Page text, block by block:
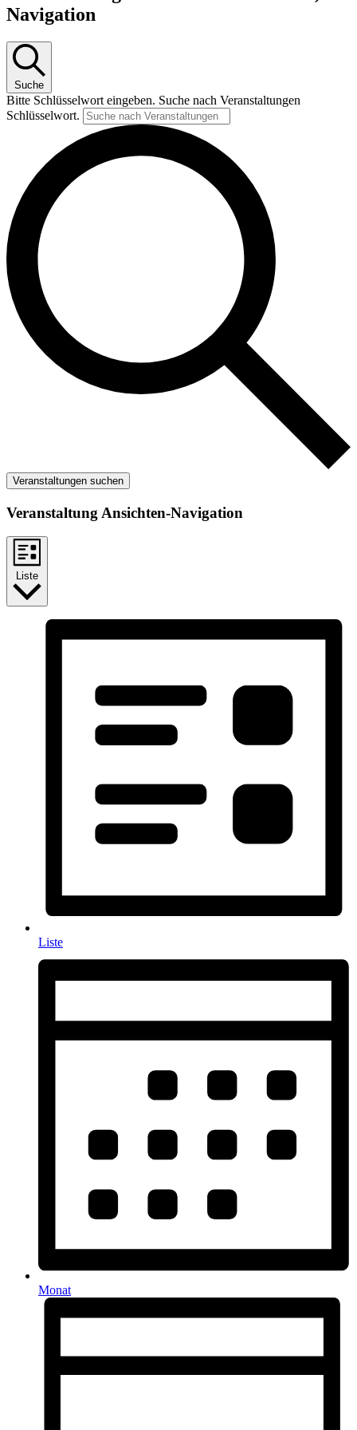
Navigation
Suche
Bitte Schlüsselwort eingeben. Suche nach Veranstaltungen
Schlüsselwort.
Veranstaltungen suchen
Veranstaltung Ansichten-Navigation
Liste
Liste
Monat